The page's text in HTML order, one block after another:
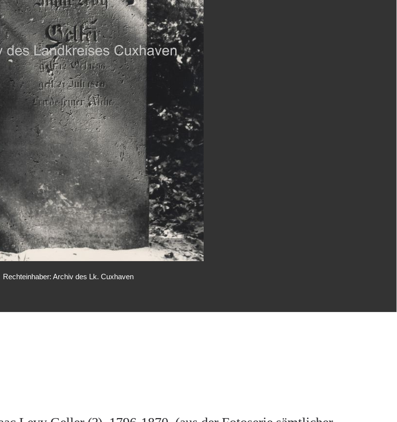
Rechteinhaber: Archiv des Lk. Cuxhaven